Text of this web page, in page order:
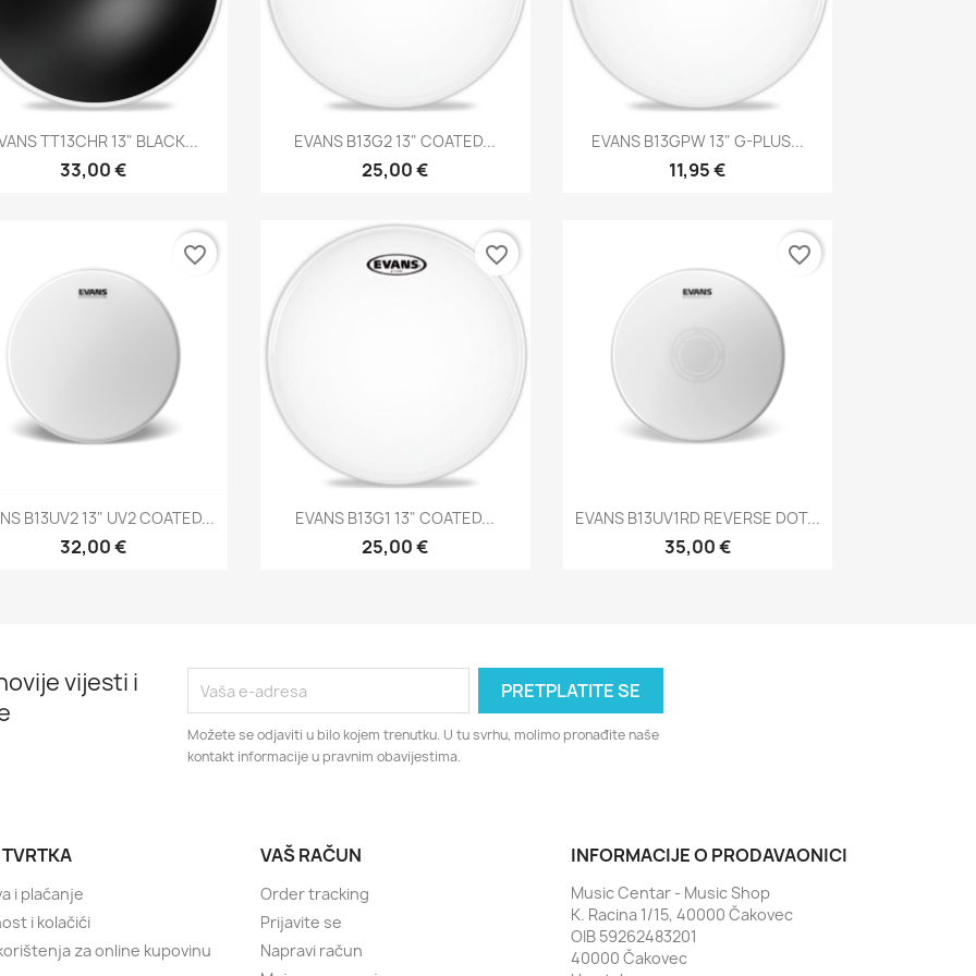
Brzi pregled
TT13CHR 13" BLACK...
33,00 €
Brzi pregled
EVANS B13G2 13" COATED...
25,00 €
Brzi pregled
EVANS B13GPW 13" G-PLUS...
11,95 €
 Brzi pregled
B13UV2 13" UV2 COATED...
32,00 €
favorite_border
Brzi pregled
EVANS B13G1 13" COATED...
25,00 €
favorite_border
 Brzi pregled
EVANS B13UV1RD REVERSE DOT...
35,00 €
favorite_border
vijesti i
Možete se odjaviti u bilo kojem trenutku. U tu svrhu, molimo pronađite naše
kontakt informacije u pravnim obavijestima.
i plaćanje
i kolačići
za online kupovinu
VAŠ RAČUN
Order tracking
Prijavite se
Napravi račun
INFORMACIJE O PRODAVAONICI
Music Centar - Music Shop
K. Racina 1/15, 40000 Čakovec
OIB 59262483201
40000 Čakovec